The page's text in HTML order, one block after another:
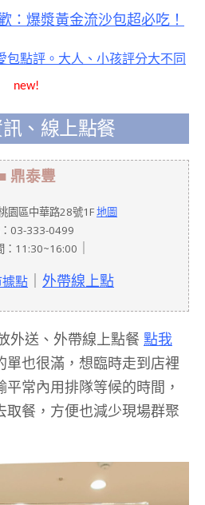
爆漿黃金流沙包超必吃！
點評。大人、小孩評分大不同
new!
、線上點餐
鼎泰豐
園區中華路28號1F地圖
03-333-0499
：11:30~16:00
點 外帶線上點
外送、外帶線上點餐 點我
單也很滿，想臨時走到店裡
常內用排隊等候的時間，
取餐，方便也減少現場群聚